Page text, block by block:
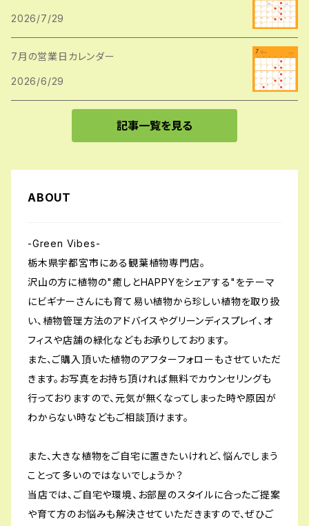
2026/7/29
7月の営業日カレンダー
2026/6/29
記事一覧を見る
ABOUT
-Green Vibes-
栃木県宇都宮市にある観葉植物専門店。
沢山の方に植物の"癒しとHAPPYをシェアする"をテーマ
にビギナーさんにも育て易い植物から珍しい植物を取り扱
い、植物管理方法のアドバイスやグリーンディスプレイ、オ
フィスや店舗の緑化などもお承りしております。
また、ご購入頂いた植物のアフターフォローもさせていただ
きます。お写真をお持ち頂ければ無料でカウンセリングも
行っておりますので、元気が無くなってしまった時や原因が
わからない時などもご相談頂けます。
また、大きな植物をご自宅に置きたいけれど、悩んでしまう
ことって多いのではないでしょうか？
当店では、ご自宅や環境、お部屋のスタイルに合ったご提案
や育て方のお悩みも解決させていただきますので、ぜひご